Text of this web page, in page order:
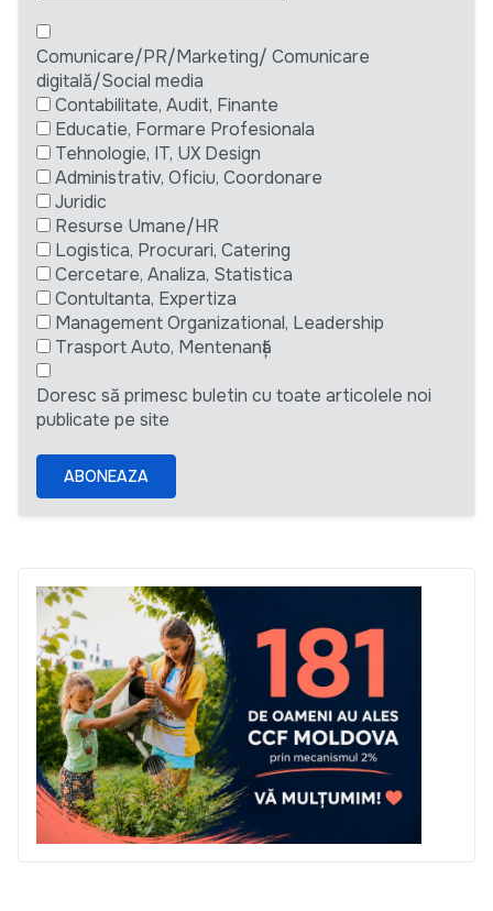
Comunicare/PR/Marketing/ Comunicare
digitală/Social media
Contabilitate, Audit, Finante
Educatie, Formare Profesionala
Tehnologie, IT, UX Design
Administrativ, Oficiu, Coordonare
Juridic
Resurse Umane/HR
Logistica, Procurari, Catering
Cercetare, Analiza, Statistica
Contultanta, Expertiza
Management Organizational, Leadership
Trasport Auto, Mentenanță
Doresc să primesc buletin cu toate articolele noi
publicate pe site
ABONEAZA